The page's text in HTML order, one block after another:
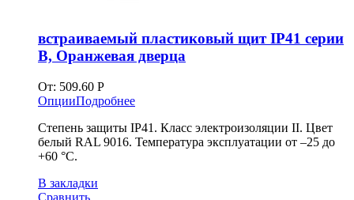
встраиваемый пластиковый щит IP41 серии
B, Оранжевая дверца
От: 509.60 Р
ОпцииПодробнее
Степень защиты IP41. Класс электроизоляции II. Цвет
белый RAL 9016. Температура эксплуатации от –25 до
+60 °С.
В закладки
Сравнить